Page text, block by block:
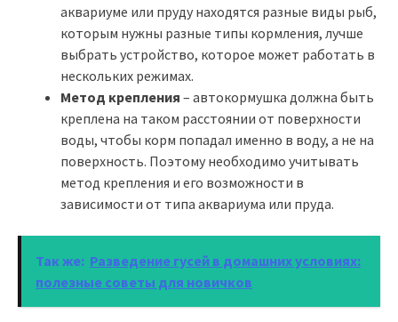
аквариуме или пруду находятся разные виды рыб,
которым нужны разные типы кормления, лучше
выбрать устройство, которое может работать в
нескольких режимах.
Метод крепления – автокормушка должна быть
креплена на таком расстоянии от поверхности
воды, чтобы корм попадал именно в воду, а не на
поверхность. Поэтому необходимо учитывать
метод крепления и его возможности в
зависимости от типа аквариума или пруда.
Так же: Разведение гусей в домашних условиях:
полезные советы для новичков